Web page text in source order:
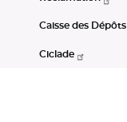
Caisse des Dépôts
Ciclade